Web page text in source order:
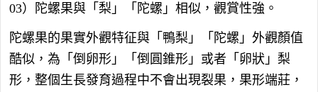
03）陀螺果與「梨」「陀螺」相似，觀賞性強。
陀螺果的果實外觀特征與「鴨梨」「陀螺」外觀顏值
酷似，為「倒卵形」「倒圓錐形」或者「卵狀」梨
形，整個生長發育過程中不會出現裂果，果形端莊，